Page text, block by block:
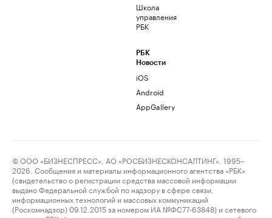
Школа
управления
РБК
РБК
Новости
iOS
Android
AppGallery
© ООО «БИЗНЕСПРЕСС», АО «РОСБИЗНЕСКОНСАЛТИНГ», 1995–
2026. Сообщения и материалы информационного агентства «РБК»
(свидетельство о регистрации средства массовой информации
выдано Федеральной службой по надзору в сфере связи,
информационных технологий и массовых коммуникаций
(Роскомнадзор) 09.12.2015 за номером ИА №ФС77-63848) и сетевого